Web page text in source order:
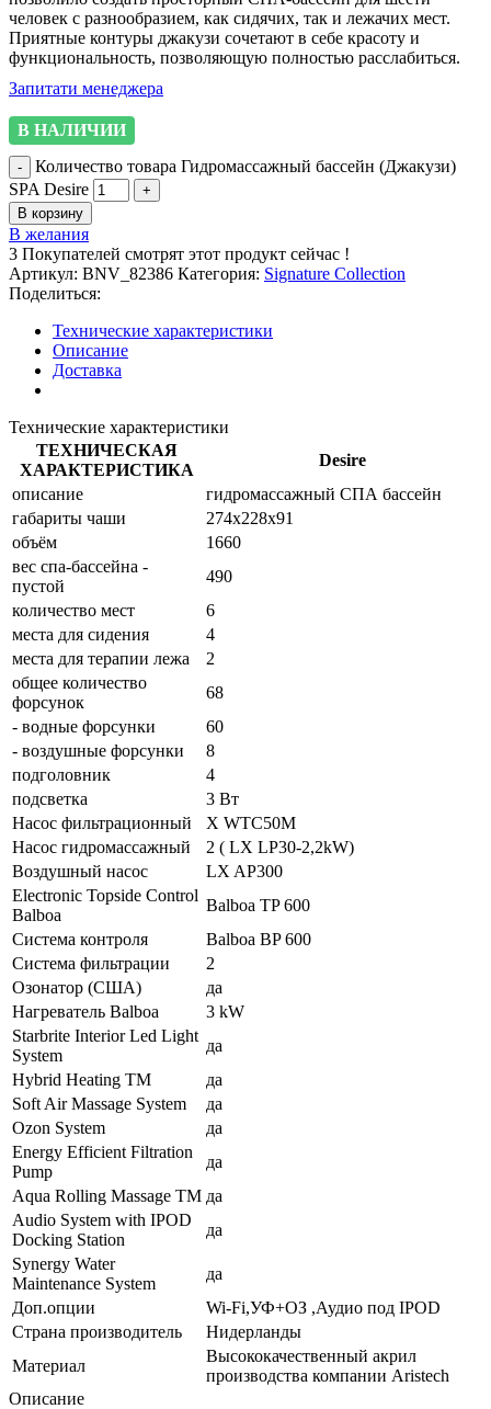
человек с разнообразием, как сидячих, так и лежачих мест.
Приятные контуры джакузи сочетают в себе красоту и
функциональность, позволяющую полностью расслабиться.
Запитати менеджера
В НАЛИЧИИ
Количество товара Гидромассажный бассейн (Джакузи)
SPA Desire
В корзину
В желания
3 Покупателей смотрят этот продукт сейчас !
Артикул: BNV_82386 Категория: Signature Collection
Поделиться:
Технические характеристики
Описание
Доставка
Технические характеристики
ТЕХНИЧЕСКАЯ
ХАРАКТЕРИСТИКА
Desire
описание
гидромассажный СПА бассейн
габариты чаши
274х228х91
объём
1660
вес спа-бассейна -
пустой
490
количество мест
6
места для сидения
4
места для терапии лежа
2
общее количество
форсунок
68
- водные форсунки
60
- воздушные форсунки
8
подголовник
4
подсветка
3 Вт
Насос фильтрационный
X WTC50M
Насос гидромассажный
2 ( LX LP30-2,2kW)
Воздушный насос
LX AP300
Electronic Topside Control
Balboa
Balboa TP 600
Система контроля
Balboa BP 600
Система фильтрации
2
Озонатор (США)
да
Нагреватель Balboa
3 kW
Starbrite Interior Led Light
System
да
Hybrid Heating TM
да
Soft Air Massage System
да
Ozon System
да
Energy Efficient Filtration
Pump
да
Aqua Rolling Massage TM да
Audio System with IPOD
Docking Station
да
Synergy Water
Maintenance System
да
Доп.опции
Wi-Fi,УФ+ОЗ ,Аудио под IPOD
Страна производитель
Нидерланды
Материал
Высококачественный акрил
производства компании Aristech
Описание